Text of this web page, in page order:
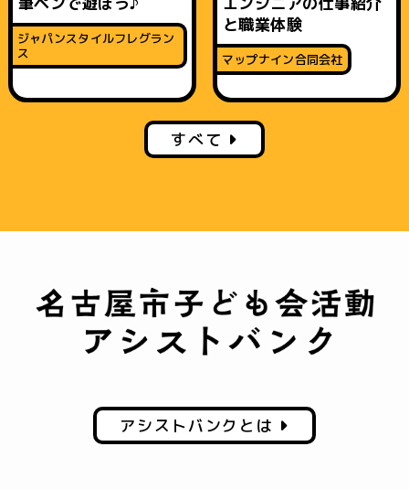
ジャパンスタイルフレグラン
ス
と職業体験
マップナイン合同会社
すべて
アシストバンクとは